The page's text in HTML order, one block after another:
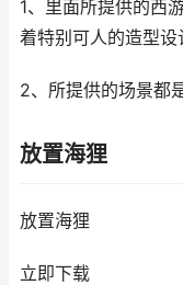
1、里面所提供的西
着特别可人的造型设
2、所提供的场景都
放置海狸
放置海狸
立即下载